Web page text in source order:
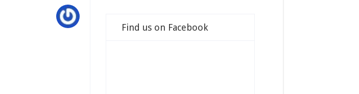
Find us on Facebook